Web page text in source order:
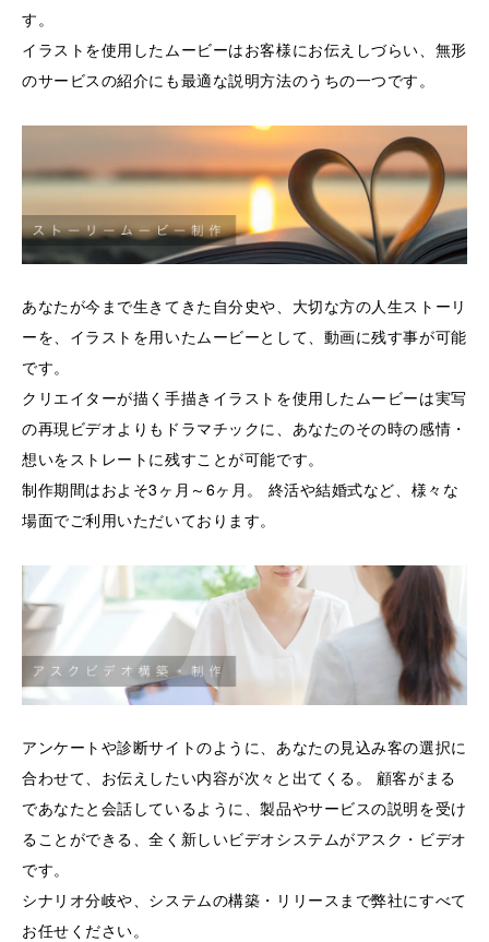
す。
イラストを使用したムービーはお客様にお伝えしづらい、無形
のサービスの紹介にも最適な説明方法のうちの一つです。
あなたが今まで生きてきた自分史や、大切な方の人生ストーリ
ーを、イラストを用いたムービーとして、動画に残す事が可能
です。
クリエイターが描く手描きイラストを使用したムービーは実写
の再現ビデオよりもドラマチックに、あなたのその時の感情・
想いをストレートに残すことが可能です。
制作期間はおよそ3ヶ月～6ヶ月。 終活や結婚式など、様々な
場面でご利用いただいております。
アンケートや診断サイトのように、あなたの見込み客の選択に
合わせて、お伝えしたい内容が次々と出てくる。 顧客がまる
であなたと会話しているように、製品やサービスの説明を受け
ることができる、全く新しいビデオシステムがアスク・ビデオ
です。
シナリオ分岐や、システムの構築・リリースまで弊社にすべて
お任せください。